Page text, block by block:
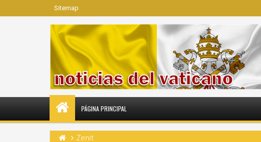
Sitemap
PÁGINA PRINCIPAL
Zenit